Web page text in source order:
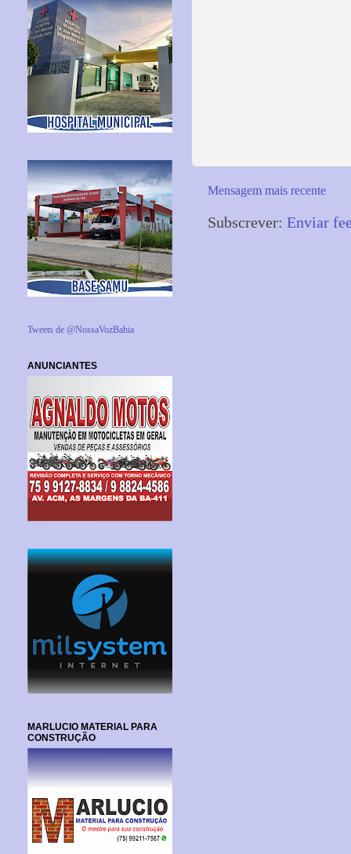
Mensagem mais recente
Subscrever: Enviar
Tweets de @NossaVozBahia
ANUNCIANTES
MARLUCIO MATERIAL PARA
CONSTRUÇÃO